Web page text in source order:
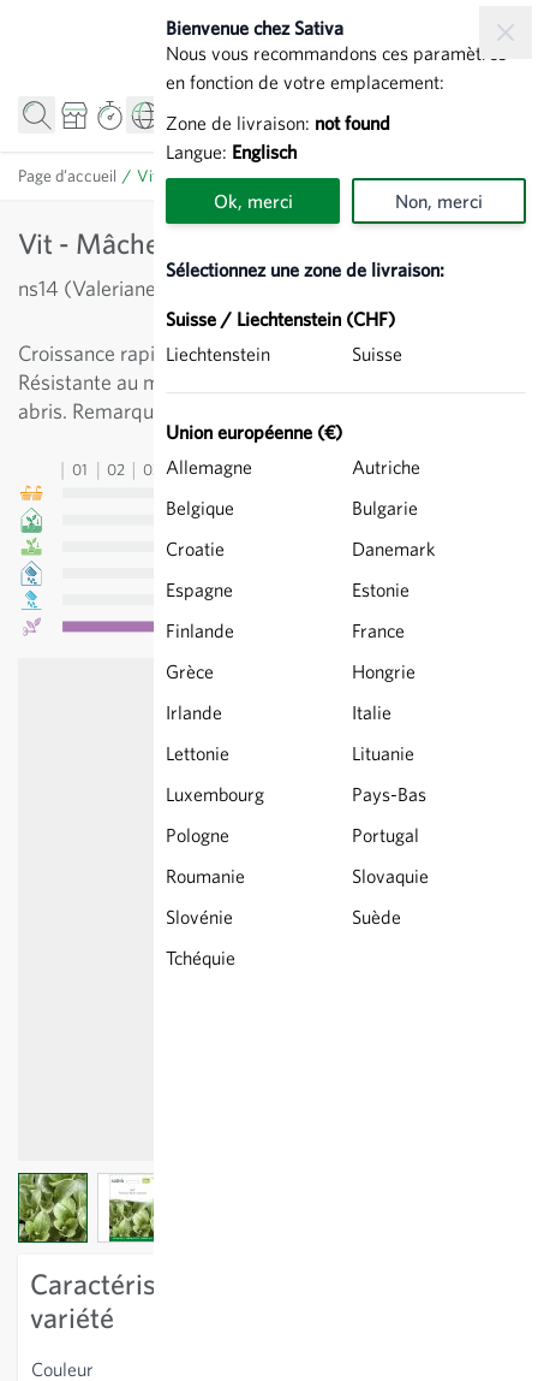
Bienvenue chez Sativa
Nous vous recommandons ces paramètres
en fonction de votre emplacement:
Zone de livraison: not found
Langue: Englisch
Ok, merci Non, merci
Sélectionnez une zone de livraison:
Suisse / Liechtenstein (CHF)
Liechtenstein
Suisse
Union européenne (€)
Allemagne
Autriche
Belgique
Bulgarie
Croatie
Danemark
Espagne
Estonie
Finlande
France
Grèce
Hongrie
Irlande
Italie
Lettonie
Lituanie
Luxembourg
Pays-Bas
Pologne
Portugal
Roumanie
Slovaquie
Slovénie
Suède
Tchéquie
Page d’accueil / Vit - Mâche
Vit - Mâche
ns14 (Valerianella locusta)
Croissance rapide. Feuilles ovales épaisses vert foncé.
Résistante au mildiou, elle est adaptée pour culture sous
abris. Remarquable goût de noisette. Une référence.
01 02 03 04 05 06 09 10
View larger imageView larger image
Caractéristiques spécifiques à la
variété
Couleur